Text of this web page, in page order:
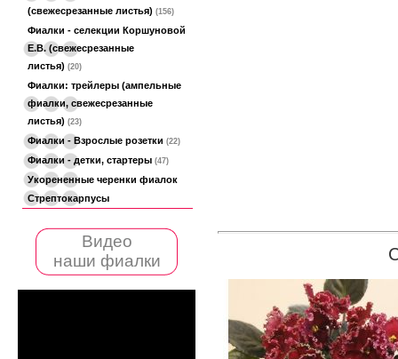
(свежесрезанные листья) (156)
Фиалки - селекции Коршуновой
Е.В. (свежесрезанные
листья) (20)
Фиалки: трейлеры (ампельные
фиалки, свежесрезанные
листья) (23)
Фиалки - Взрослые розетки (22)
Фиалки - детки, стартеры (47)
Укорененные черенки фиалок
Стрептокарпусы
Видео
наши фиалки